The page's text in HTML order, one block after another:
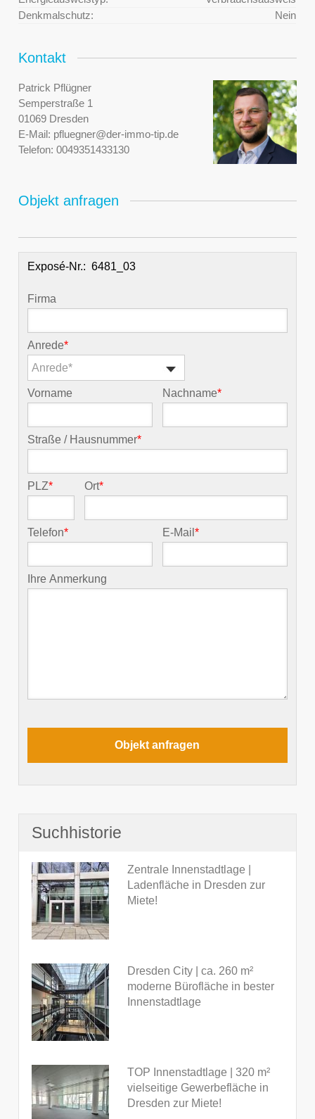
Denkmalschutz:
Nein
Kontakt
Patrick Pflügner
Semperstraße 1
01069 Dresden
E-Mail: pfluegner@der-immo-tip.de
Telefon: 0049351433130
Objekt anfragen
Exposé-Nr.:
Firma
Anrede*
Anrede*
Vorname Nachname*
Straße / Hausnummer*
PLZ* Ort*
Telefon* E-Mail*
Ihre Anmerkung
Suchhistorie
Zentrale Innenstadtlage |
Ladenfläche in Dresden zur
Miete!
Dresden City | ca. 260 m²
moderne Bürofläche in bester
Innenstadtlage
TOP Innenstadtlage | 320 m²
vielseitige Gewerbefläche in
Dresden zur Miete!